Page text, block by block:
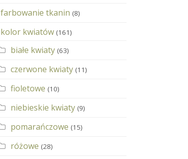
farbowanie tkanin (8)
kolor kwiatów (161)
białe kwiaty (63)
czerwone kwiaty (11)
fioletowe (10)
niebieskie kwiaty (9)
pomarańczowe (15)
różowe (28)